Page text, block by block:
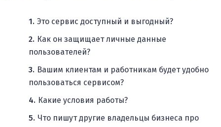
Это сервис доступный и выгодный?
Как он защищает личные данные
пользователей?
Вашим клиентам и работникам будет удобно
пользоваться сервисом?
Какие условия работы?
Что пишут другие владельцы бизнеса про